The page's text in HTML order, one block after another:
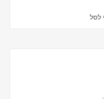
לסל